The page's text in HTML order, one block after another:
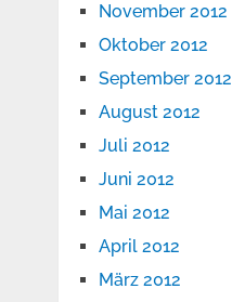
November 2012
Oktober 2012
September 2012
August 2012
Juli 2012
Juni 2012
Mai 2012
April 2012
März 2012